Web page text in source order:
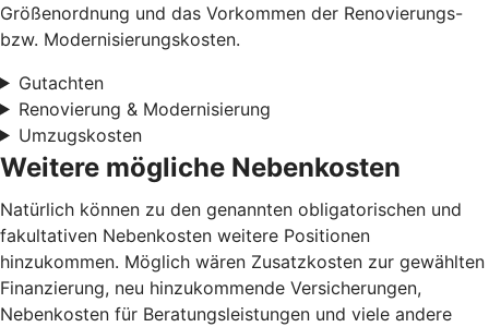
Größenordnung und das Vorkommen der Renovierungs-
bzw. Modernisierungskosten.
Gutachten
Renovierung & Modernisierung
Umzugskosten
Weitere mögliche Nebenkosten
Natürlich können zu den genannten obligatorischen und
fakultativen Nebenkosten weitere Positionen
hinzukommen. Möglich wären Zusatzkosten zur gewählten
Finanzierung, neu hinzukommende Versicherungen,
Nebenkosten für Beratungsleistungen und viele andere